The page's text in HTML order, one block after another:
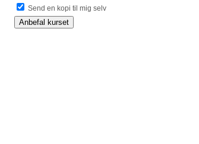
Send en kopi til mig selv